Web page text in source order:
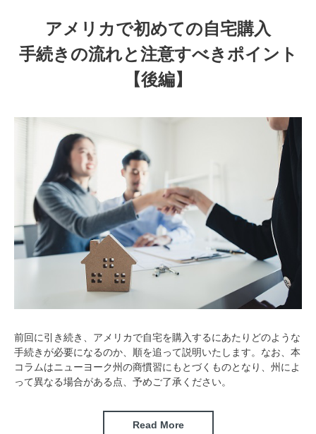
アメリカで初めての自宅購入
手続きの流れと注意すべきポイント
【後編】
前回に引き続き、アメリカで自宅を購入するにあたりどのような
手続きが必要になるのか、順を追って説明いたします。なお、本
コラムはニューヨーク州の商慣習にもとづくものとなり、州によ
って異なる場合がある点、予めご了承ください。
Read More